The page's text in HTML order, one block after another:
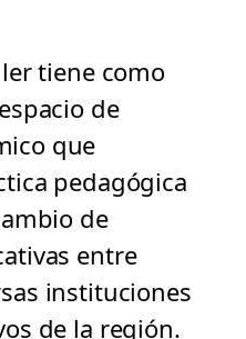
tiene como
de
que
pedagógica
de
entre
instituciones
de la región.